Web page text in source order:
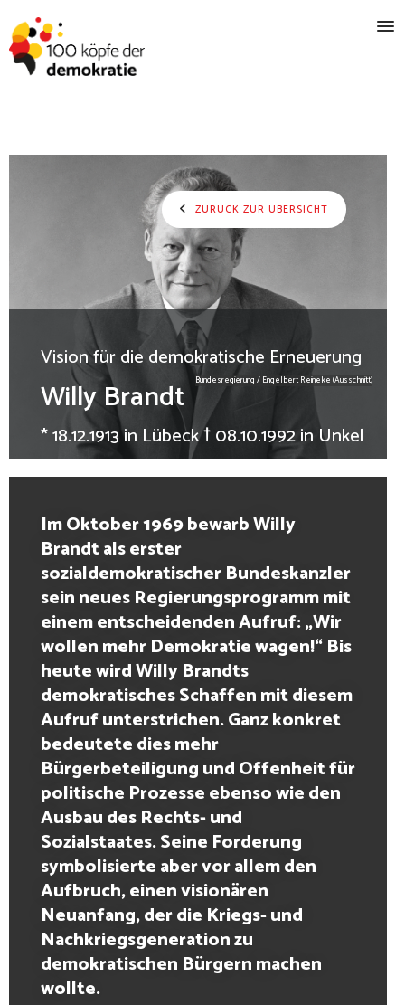
ZURÜCK ZUR ÜBERSICHT
Bundesregierung / Engelbert Reineke (Ausschnitt)
Vision für die demokratische Erneuerung
Willy Brandt
* 18.12.1913 in Lübeck † 08.10.1992 in Unkel
Im Oktober 1969 bewarb Willy
Brandt als erster
sozialdemokratischer Bundeskanzler
sein neues Regierungsprogramm mit
einem entscheidenden Aufruf: „Wir
wollen mehr Demokratie wagen!“ Bis
heute wird Willy Brandts
demokratisches Schaffen mit diesem
Aufruf unterstrichen. Ganz konkret
bedeutete dies mehr
Bürgerbeteiligung und Offenheit für
politische Prozesse ebenso wie den
Ausbau des Rechts- und
Sozialstaates. Seine Forderung
symbolisierte aber vor allem den
Aufbruch, einen visionären
Neuanfang, der die Kriegs- und
Nachkriegsgeneration zu
demokratischen Bürgern machen
wollte.